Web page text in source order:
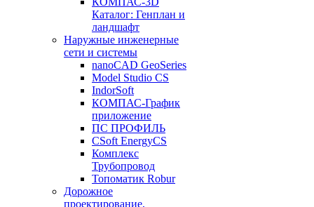
Каталог: Генплан и
ландшафт
Наружные инженерные
сети и системы
nanoCAD GeoSeries
Model Studio CS
IndorSoft
КОМПАС-График
приложение
ПС ПРОФИЛЬ
CSoft EnergyCS
Комплекс
Трубопровод
Топоматик Robur
Дорожное
проектирование,